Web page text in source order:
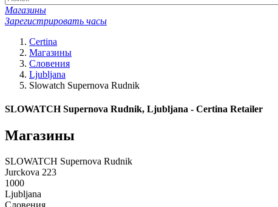
Магазины
Зарегистрировать часы
Certina
Магазины
Словения
Ljubljana
Slowatch Supernova Rudnik
SLOWATCH Supernova Rudnik, Ljubljana - Certina Retailer
Магазины
SLOWATCH Supernova Rudnik
Jurckova 223
1000
Ljubljana